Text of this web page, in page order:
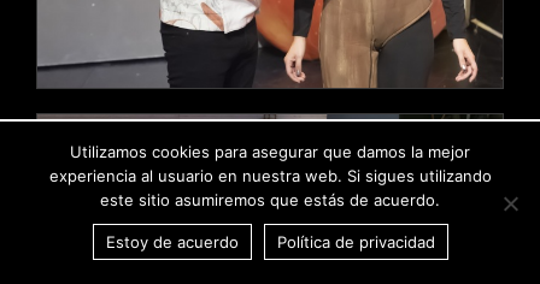
Utilizamos cookies para asegurar que damos la mejor
experiencia al usuario en nuestra web. Si sigues utilizando
este sitio asumiremos que estás de acuerdo.
Estoy de acuerdo Política de privacidad